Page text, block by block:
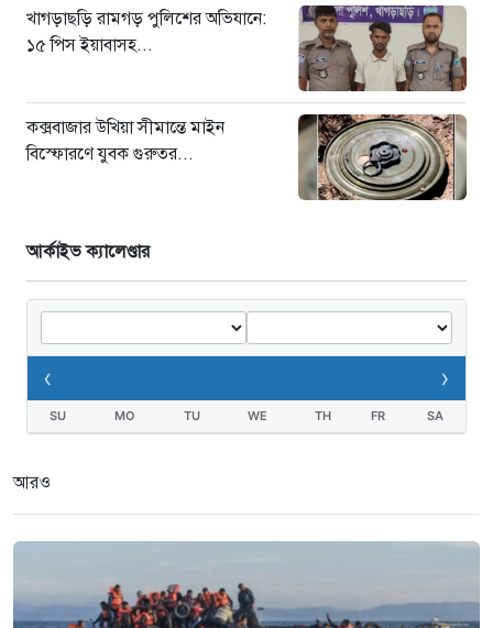
খাগড়াছড়ি রামগড় পুলিশের অভিযানে:
১৫ পিস ইয়াবাসহ...
কক্সবাজার উখিয়া সীমান্তে মাইন
বিস্ফোরণে যুবক গুরুতর...
আর্কাইভ ক্যালেণ্ডার
‹ ›
SU MO TU WE TH FR SA
আরও